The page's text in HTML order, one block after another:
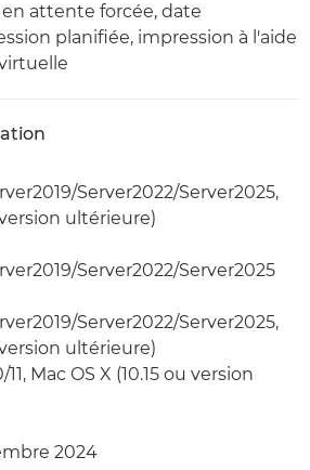
attente forcée, date
planifiée, impression à l'aide
Server2022/Server2025,
version ultérieure)
Server2022/Server2025
Server2022/Server2025,
version ultérieure)
Mac OS X (10.15 ou version
2024